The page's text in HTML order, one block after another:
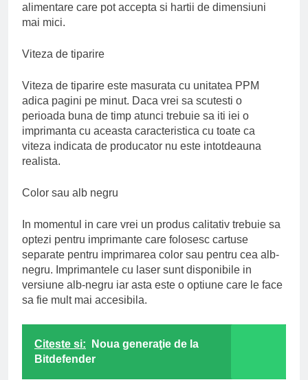
alimentare care pot accepta si hartii de dimensiuni
mai mici.
Viteza de tiparire
Viteza de tiparire este masurata cu unitatea PPM
adica pagini pe minut. Daca vrei sa scutesti o
perioada buna de timp atunci trebuie sa iti iei o
imprimanta cu aceasta caracteristica cu toate ca
viteza indicata de producator nu este intotdeauna
realista.
Color sau alb negru
In momentul in care vrei un produs calitativ trebuie sa
optezi pentru imprimante care folosesc cartuse
separate pentru imprimarea color sau pentru cea alb-
negru. Imprimantele cu laser sunt disponibile in
versiune alb-negru iar asta este o optiune care le face
sa fie mult mai accesibila.
Citeste si:
Noua generaţie de la
Bitdefender